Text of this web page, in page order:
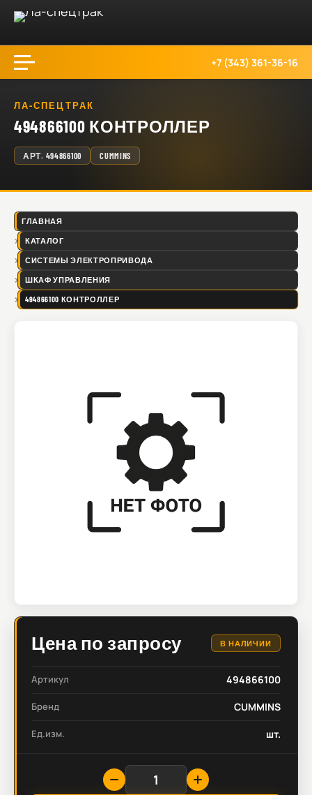
+7 (343) 361-36-16
ЛА-СПЕЦТРАК
494866100 КОНТРОЛЛЕР
АРТ. 494866100 CUMMINS
ГЛАВНАЯ
КАТАЛОГ
СИСТЕМЫ ЭЛЕКТРОПРИВОДА
ШКАФ УПРАВЛЕНИЯ
494866100 КОНТРОЛЛЕР
Цена по запросу В НАЛИЧИИ
Артикул 494866100
Бренд CUMMINS
Ед.изм. шт.